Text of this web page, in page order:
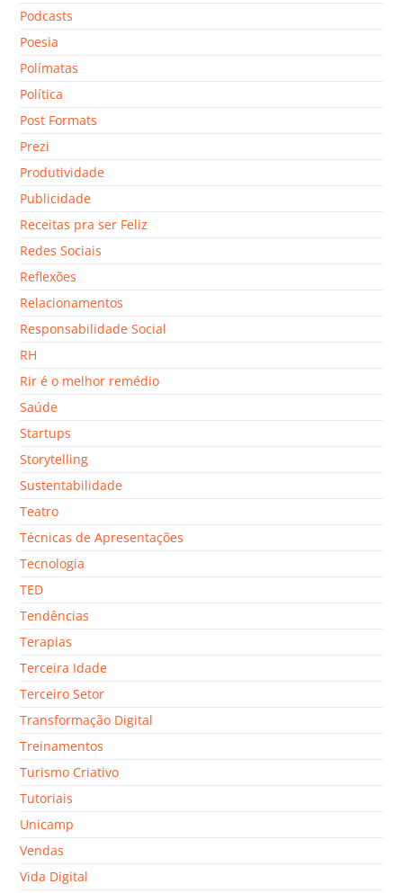
Podcasts
Poesia
Polímatas
Política
Post Formats
Prezi
Produtividade
Publicidade
Receitas pra ser Feliz
Redes Sociais
Reflexões
Relacionamentos
Responsabilidade Social
RH
Rir é o melhor remédio
Saúde
Startups
Storytelling
Sustentabilidade
Teatro
Técnicas de Apresentações
Tecnologia
TED
Tendências
Terapias
Terceira Idade
Terceiro Setor
Transformação Digital
Treinamentos
Turismo Criativo
Tutoriais
Unicamp
Vendas
Vida Digital